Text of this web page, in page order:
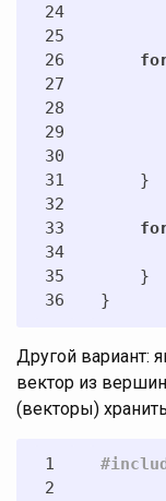
24
25
26
27
28
29
30
31
32
33
34
35
}
}
}
Другой вариант:
вектор из
(векторы)
1
2